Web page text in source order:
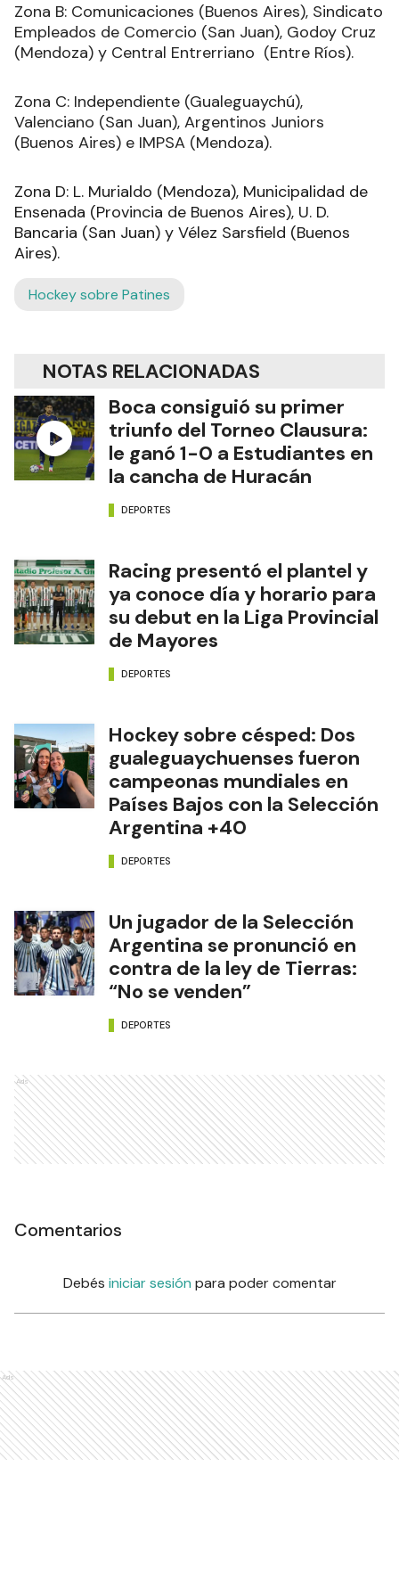
Zona B: Comunicaciones (Buenos Aires), Sindicato
Empleados de Comercio (San Juan), Godoy Cruz
(Mendoza) y Central Entrerriano (Entre Ríos).
Zona C: Independiente (Gualeguaychú),
Valenciano (San Juan), Argentinos Juniors
(Buenos Aires) e IMPSA (Mendoza).
Zona D: L. Murialdo (Mendoza), Municipalidad de
Ensenada (Provincia de Buenos Aires), U. D.
Bancaria (San Juan) y Vélez Sarsfield (Buenos
Aires).
Hockey sobre Patines
NOTAS RELACIONADAS
Boca consiguió su primer
triunfo del Torneo Clausura:
le ganó 1-0 a Estudiantes en
la cancha de Huracán
DEPORTES
Racing presentó el plantel y
ya conoce día y horario para
su debut en la Liga Provincial
de Mayores
DEPORTES
Hockey sobre césped: Dos
gualeguaychuenses fueron
campeonas mundiales en
Países Bajos con la Selección
Argentina +40
DEPORTES
Un jugador de la Selección
Argentina se pronunció en
contra de la ley de Tierras:
“No se venden”
DEPORTES
Ads
Comentarios
Debés iniciar sesión para poder comentar
Ads